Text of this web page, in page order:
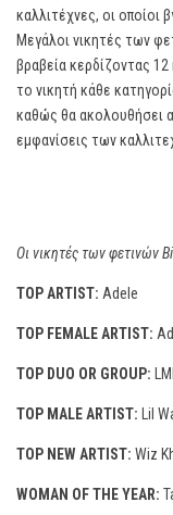
καλλιτέχνες, οι οποίοι
Μεγάλοι νικητές των
βραβεία κερδίζοντας
το νικητή κάθε
καθώς θα ακολουθήσει
εμφανίσεις των
Οι νικητές των φετινών
TOP ARTIST: Adele
TOP FEMALE ARTIST:
TOP DUO OR GROUP:
TOP MALE ARTIST: Lil
TOP NEW ARTIST: Wiz
WOMAN OF THE YEAR: